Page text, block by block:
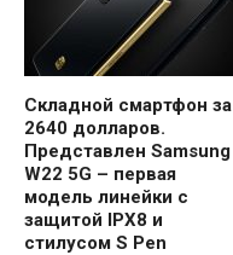
Складной смартфон за
2640 долларов.
Представлен Samsung
W22 5G – первая
модель линейки с
защитой IPX8 и
стилусом S Pen